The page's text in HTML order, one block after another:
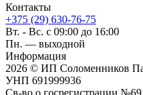
Контакты
+375 (29) 630-76-75
Вт. - Вс. с 09:00 до 16:00
Пн. — выходной
Информация
2026 © ИП Соломенников
УНП 691999936
Св-во о госрегистрации